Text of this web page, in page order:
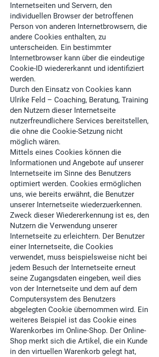
Internetseiten und Servern, den
individuellen Browser der betroffenen
Person von anderen Internetbrowsern, die
andere Cookies enthalten, zu
unterscheiden. Ein bestimmter
Internetbrowser kann über die eindeutige
Cookie-ID wiedererkannt und identifiziert
werden.
Durch den Einsatz von Cookies kann
Ulrike Feld – Coaching, Beratung, Training
den Nutzern dieser Internetseite
nutzerfreundlichere Services bereitstellen,
die ohne die Cookie-Setzung nicht
möglich wären.
Mittels eines Cookies können die
Informationen und Angebote auf unserer
Internetseite im Sinne des Benutzers
optimiert werden. Cookies ermöglichen
uns, wie bereits erwähnt, die Benutzer
unserer Internetseite wiederzuerkennen.
Zweck dieser Wiedererkennung ist es, den
Nutzern die Verwendung unserer
Internetseite zu erleichtern. Der Benutzer
einer Internetseite, die Cookies
verwendet, muss beispielsweise nicht bei
jedem Besuch der Internetseite erneut
seine Zugangsdaten eingeben, weil dies
von der Internetseite und dem auf dem
Computersystem des Benutzers
abgelegten Cookie übernommen wird. Ein
weiteres Beispiel ist das Cookie eines
Warenkorbes im Online-Shop. Der Online-
Shop merkt sich die Artikel, die ein Kunde
in den virtuellen Warenkorb gelegt hat,